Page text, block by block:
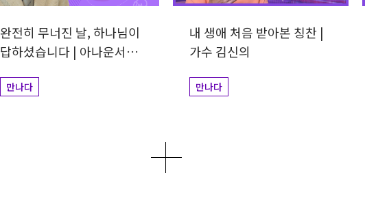
완전히 무너진 날, 하나님이
답하셨습니다 | 아나운서
만나다
내 생애 처음 받아본 칭찬 |
가수 김신의
만나다